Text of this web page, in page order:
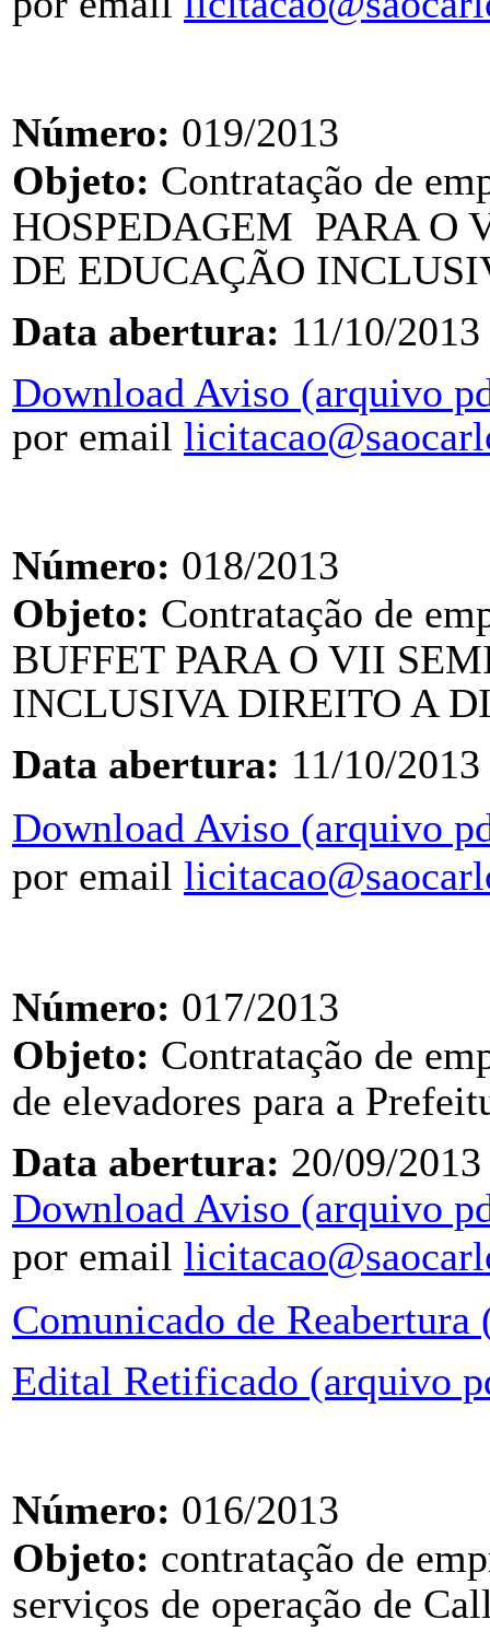
Número: 019/2013
Objeto: Contratação de
HOSPEDAGEM PARA O
DE EDUCAÇÃO
Data abertura: 11/10/2013
Download Aviso (arquivo
por email
Número: 018/2013
Objeto: Contratação de
BUFFET PARA O VII
INCLUSIVA DIREITO A
Data abertura: 11/10/2013
Download Aviso (arquivo
por email
Número: 017/2013
Objeto: Contratação de
de elevadores para a
Data abertura: 20/09/2013
Download Aviso (arquivo
por email
Comunicado de
Edital Retificado (arquivo
Número: 016/2013
Objeto: contratação de
serviços de operação de